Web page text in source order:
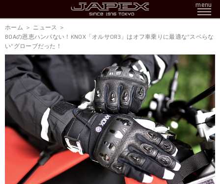
menu
ホーム
ニュース
BOAの恩恵ハンパない！KNOX「オルサOR3」はオフ車乗りに最適な”スベらな
い”グローブだった！